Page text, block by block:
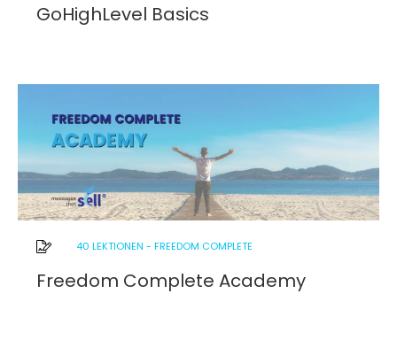
GoHighLevel Basics
40 LEKTIONEN - FREEDOM COMPLETE
Freedom Complete Academy